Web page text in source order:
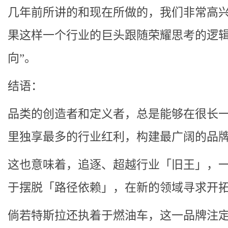
几年前所讲的和现在所做的，我们非常高
果这样一个行业的巨头跟随荣耀思考的逻
向”。
结语：
品类的创造者和定义者，总是能够在很长
里独享最多的行业红利，构建最广阔的品
这也意味着，追逐、超越行业「旧王」，
于摆脱「路径依赖」，在新的领域寻求开
倘若特斯拉还执着于燃油车，这一品牌注